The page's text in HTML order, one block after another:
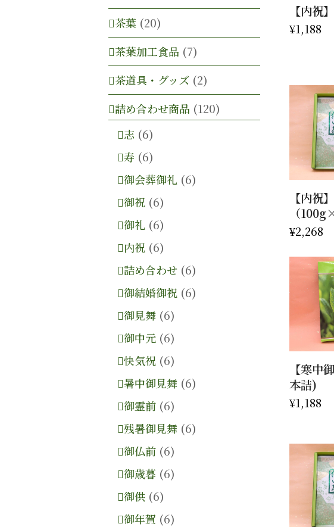
お買
【内祝
¥1,188
お買
【内祝
（
¥2,268
お
【寒中
本詰)
¥1,188
茶葉 (20)
茶葉加工食品 (7)
茶道具・グッズ (2)
詰め合わせ商品 (120)
志 (6)
寿 (6)
御会葬御礼 (6)
御祝 (6)
御礼 (6)
内祝 (6)
詰め合わせ (6)
御結婚御祝 (6)
御見舞 (6)
御中元 (6)
快気祝 (6)
暑中御見舞 (6)
御霊前 (6)
残暑御見舞 (6)
御仏前 (6)
御歳暮 (6)
御供 (6)
御年賀 (6)